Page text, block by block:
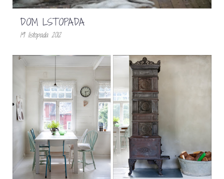
DOM LSTOPADA
19 listopada 2012